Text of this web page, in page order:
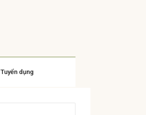
Tuyển dụng